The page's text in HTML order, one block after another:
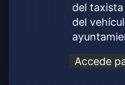
del
del
Accede